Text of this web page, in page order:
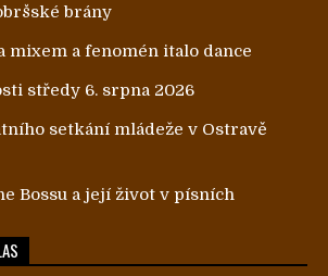
brány
mixem a fenomén italo dance
středy 6. srpna 2026
setkání mládeže v Ostravě
Bossu a její život v písních